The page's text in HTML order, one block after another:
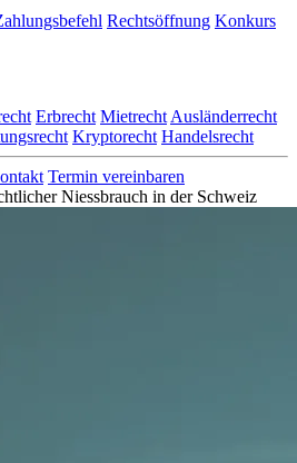
Rechtsöffnung Konkurs
Erbrecht Mietrecht Ausländerrecht
Kryptorecht Handelsrecht
Termin vereinbaren
Niessbrauch in der Schweiz